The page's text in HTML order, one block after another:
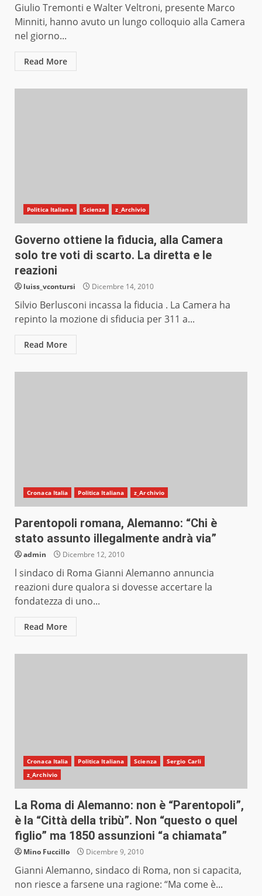
Giulio Tremonti e Walter Veltroni, presente Marco
Minniti, hanno avuto un lungo colloquio alla Camera
nel giorno...
Read More
Politica Italiana Scienza z_Archivio
Governo ottiene la fiducia, alla Camera
solo tre voti di scarto. La diretta e le
reazioni
luiss_vcontursi Dicembre 14, 2010
Silvio Berlusconi incassa la fiducia . La Camera ha
repinto la mozione di sfiducia per 311 a...
Read More
Cronaca Italia Politica Italiana z_Archivio
Parentopoli romana, Alemanno: “Chi è
stato assunto illegalmente andrà via”
admin Dicembre 12, 2010
l sindaco di Roma Gianni Alemanno annuncia
reazioni dure qualora si dovesse accertare la
fondatezza di uno...
Read More
Cronaca Italia Politica Italiana Scienza
Sergio Carli
z_Archivio
La Roma di Alemanno: non è “Parentopoli”,
è la “Città della tribù”. Non “questo o quel
figlio” ma 1850 assunzioni “a chiamata”
Mino Fuccillo Dicembre 9, 2010
Gianni Alemanno, sindaco di Roma, non si capacita,
non riesce a farsene una ragione: “Ma come è...